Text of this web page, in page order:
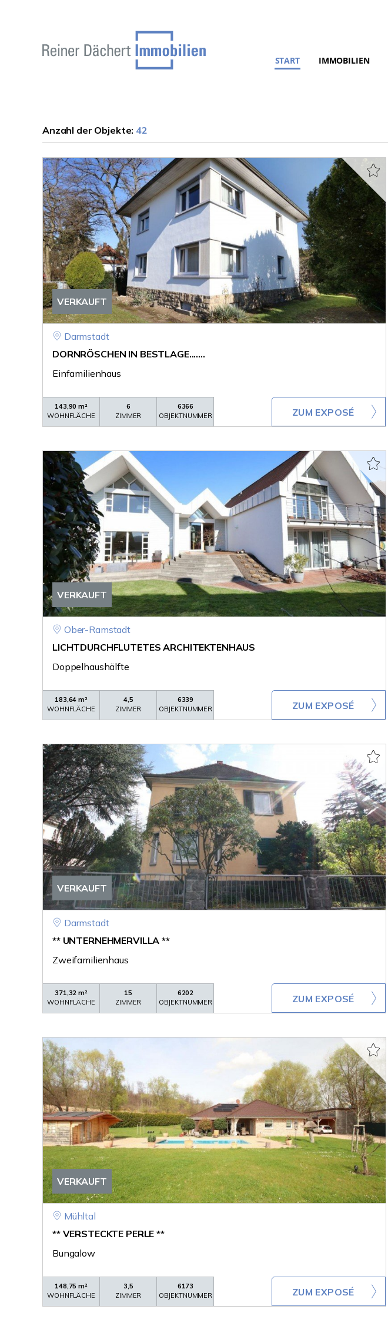
START IMMOBILIEN
Anzahl der Objekte: 42
VERKAUFT
Darmstadt
DORNRÖSCHEN IN BESTLAGE.......
Einfamilienhaus
143,90 m²
WOHNFLÄCHE
6
ZIMMER
6366
OBJEKTNUMMER
ZUM EXPOSÉ
VERKAUFT
Ober-Ramstadt
LICHTDURCHFLUTETES ARCHITEKTENHAUS
Doppelhaushälfte
183,64 m²
WOHNFLÄCHE
4,5
ZIMMER
6339
OBJEKTNUMMER
ZUM EXPOSÉ
VERKAUFT
Darmstadt
** UNTERNEHMERVILLA **
Zweifamilienhaus
371,32 m²
WOHNFLÄCHE
15
ZIMMER
6202
OBJEKTNUMMER
ZUM EXPOSÉ
VERKAUFT
Mühltal
** VERSTECKTE PERLE **
Bungalow
148,75 m²
WOHNFLÄCHE
3,5
ZIMMER
6173
OBJEKTNUMMER
ZUM EXPOSÉ